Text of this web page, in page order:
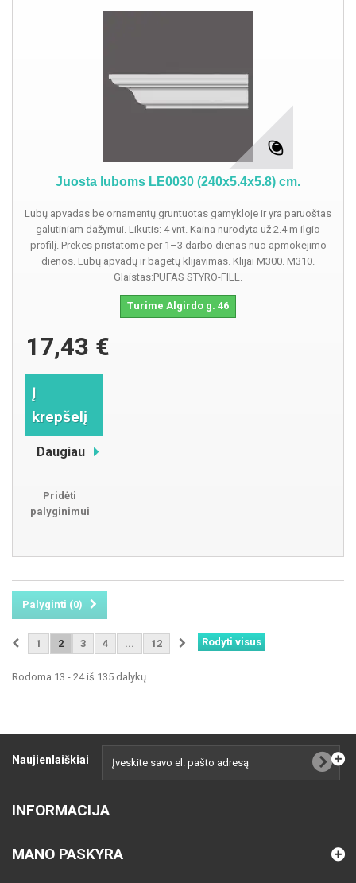
Juosta luboms LE0030 (240x5.4x5.8) cm.
Lubų apvadas be ornamentų gruntuotas gamykloje ir yra paruoštas
galutiniam dažymui. Likutis: 4 vnt. Kaina nurodyta už 2.4 m ilgio
profilį. Prekes pristatome per 1–3 darbo dienas nuo apmokėjimo
dienos. Lubų apvadų ir bagetų klijavimas. Klijai M300. M310.
Glaistas:PUFAS STYRO-FILL.
Turime Algirdo g. 46
17,43 €
Į
krepšelį
Daugiau
Pridėti
palyginimui
Palyginti (0)
Rodyti visus
1 2 3 4 ... 12
Rodoma 13 - 24 iš 135 dalykų
Naujienlaiškiai
INFORMACIJA
MANO PASKYRA